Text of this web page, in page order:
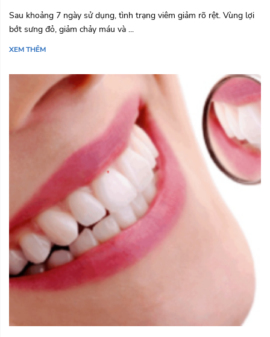
Sau khoảng 7 ngày sử dụng, tình trạng viêm giảm rõ rệt. Vùng lợi
bớt sưng đỏ, giảm chảy máu và ...
XEM THÊM